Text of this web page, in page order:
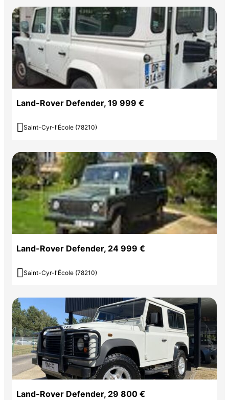
Land-Rover Defender, 19 999 €
 Saint-Cyr-l'École (78210)
Land-Rover Defender, 24 999 €
 Saint-Cyr-l'École (78210)
Land-Rover Defender, 29 800 €